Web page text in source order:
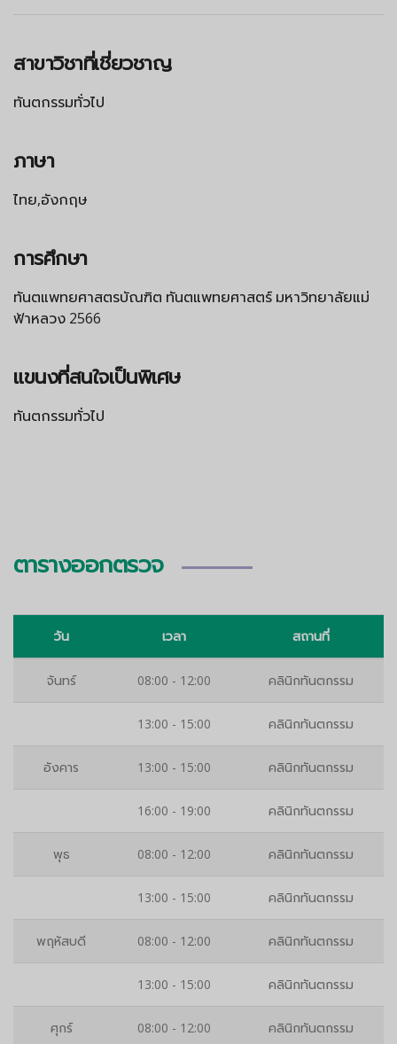
สาขาวิชาที่เชี่ยวชาญ
ทันตกรรมทั่วไป
ภาษา
ไทย,อังกฤษ
การศึกษา
ทันตแพทยศาสตรบัณฑิต ทันตแพทยศาสตร์ มหาวิทยาลัยแม่
ฟ้าหลวง 2566
แขนงที่สนใจเป็นพิเศษ
ทันตกรรมทั่วไป
ตารางออกตรวจ
วัน เวลา สถานที่
จันทร์ 08:00 - 12:00 คลินิกทันตกรรม
13:00 - 15:00 คลินิกทันตกรรม
อังคาร 13:00 - 15:00 คลินิกทันตกรรม
16:00 - 19:00 คลินิกทันตกรรม
พุธ 08:00 - 12:00 คลินิกทันตกรรม
13:00 - 15:00 คลินิกทันตกรรม
พฤหัสบดี 08:00 - 12:00 คลินิกทันตกรรม
13:00 - 15:00 คลินิกทันตกรรม
ศุกร์ 08:00 - 12:00 คลินิกทันตกรรม